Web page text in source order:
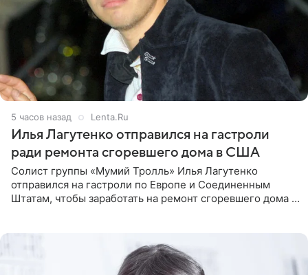
5 часов назад Lenta.Ru
Илья Лагутенко отправился на гастроли
ради ремонта сгоревшего дома в США
Солист группы «Мумий Тролль» Илья Лагутенко
отправился на гастроли по Европе и Соединенным
Штатам, чтобы заработать на ремонт сгоревшего дома в